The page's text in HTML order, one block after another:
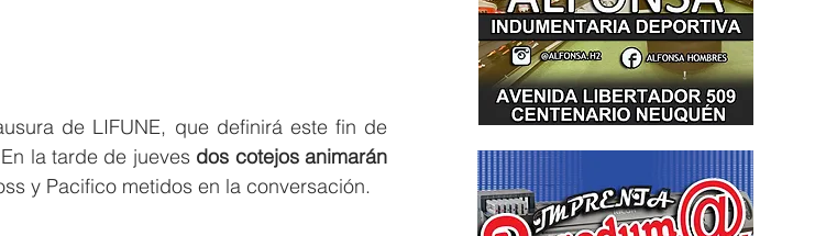
de LIFUNE, que definirá este fin de
la tarde de jueves dos cotejos animarán
y Pacifico metidos en la conversación.